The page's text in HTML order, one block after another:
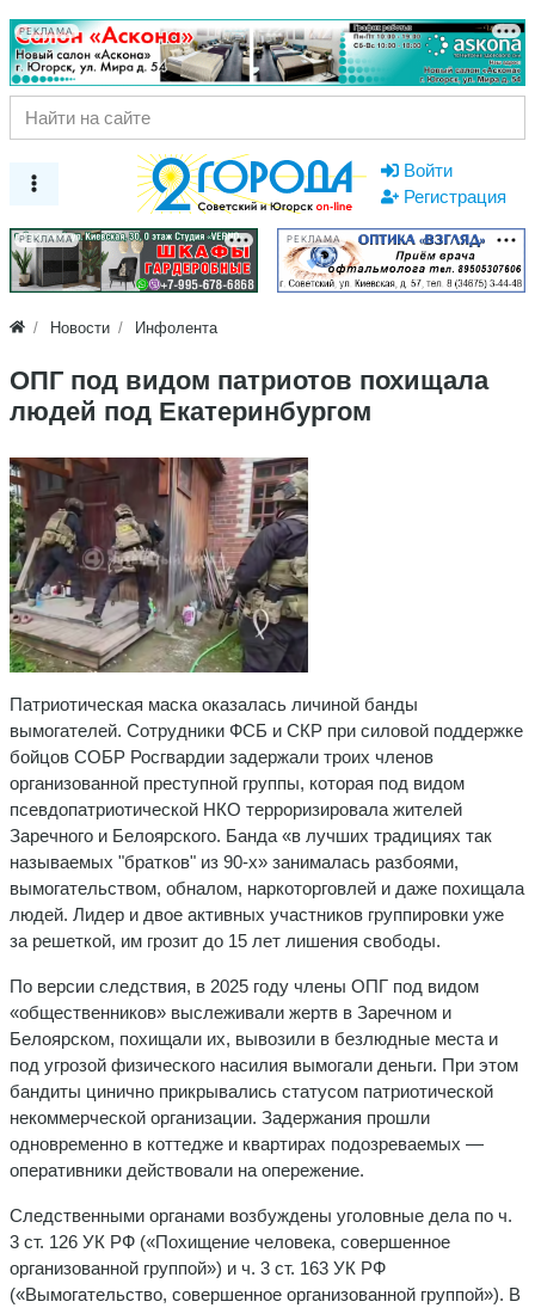
РЕКЛАМА
Войти
Регистрация
РЕКЛАМА РЕКЛАМА
Новости Инфолента
ОПГ под видом патриотов похищала
людей под Екатеринбургом
Патриотическая маска оказалась личиной банды
вымогателей. Сотрудники ФСБ и СКР при силовой поддержке
бойцов СОБР Росгвардии задержали троих членов
организованной преступной группы, которая под видом
псевдопатриотической НКО терроризировала жителей
Заречного и Белоярского. Банда «в лучших традициях так
называемых "братков" из 90-х» занималась разбоями,
вымогательством, обналом, наркоторговлей и даже похищала
людей. Лидер и двое активных участников группировки уже
за решеткой, им грозит до 15 лет лишения свободы.
По версии следствия, в 2025 году члены ОПГ под видом
«общественников» выслеживали жертв в Заречном и
Белоярском, похищали их, вывозили в безлюдные места и
под угрозой физического насилия вымогали деньги. При этом
бандиты цинично прикрывались статусом патриотической
некоммерческой организации. Задержания прошли
одновременно в коттедже и квартирах подозреваемых —
оперативники действовали на опережение.
Следственными органами возбуждены уголовные дела по ч.
3 ст. 126 УК РФ («Похищение человека, совершенное
организованной группой») и ч. 3 ст. 163 УК РФ
(«Вымогательство, совершенное организованной группой»). В